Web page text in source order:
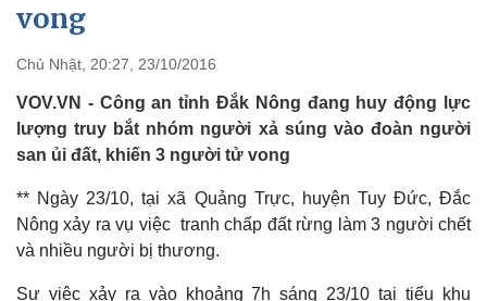
Quốc hội
Nhận diện sự thật
vong
Chủ Nhật, 20:27, 23/10/2016
VOV.VN - Công an tỉnh Đắk Nông đang huy động lực
lượng truy bắt nhóm người xả súng vào đoàn người
san ủi đất, khiến 3 người tử vong
** Ngày 23/10, tại xã Quảng Trực, huyện Tuy Đức, Đắc
Nông xảy ra vụ việc tranh chấp đất rừng làm 3 người chết
và nhiều người bị thương.
Sự việc xảy ra vào khoảng 7h sáng 23/10 tại tiểu khu